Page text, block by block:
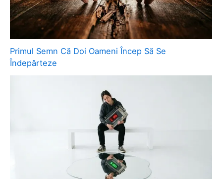
Primul Semn Că Doi Oameni Încep Să Se
Îndepărteze